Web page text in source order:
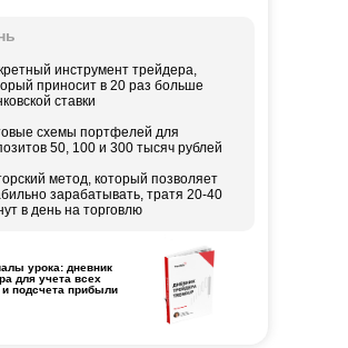
урока: дневник
для учета всех
и подсчета прибыли
инструмент трейдера,
приносит в 20 раз больше
ставки
схемы портфелей для
50, 100 и 300 тысяч рублей
метод, который позволяет
зарабатывать, тратя 20-40
в день на торговлю